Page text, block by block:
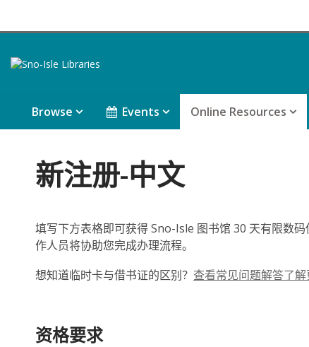
Browse Events Online Resources
新注册-中文
填写下方表格即可获得 Sno-Isle 图书馆 30 天有限数码
作人员将协助您完成办理流程。
想知道临时卡与借书证的区别？ 查看常见问题解答了解
资格要求